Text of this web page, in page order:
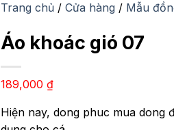
Trang chủ / Cửa hàng / Mẫu
Áo khoác gió 07
189,000 ₫
Hiện nay, dong phuc mua dong